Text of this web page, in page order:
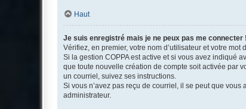
Haut
Je suis enregistré mais je ne peux pas me connecter !
Vérifiez, en premier, votre nom d’utilisateur et votre
Si la gestion COPPA est active et si vous avez indiqué
que toute nouvelle création de compte soit activée par
un courriel, suivez ses instructions.
Si vous n’avez pas reçu de courriel, il se peut que
administrateur.